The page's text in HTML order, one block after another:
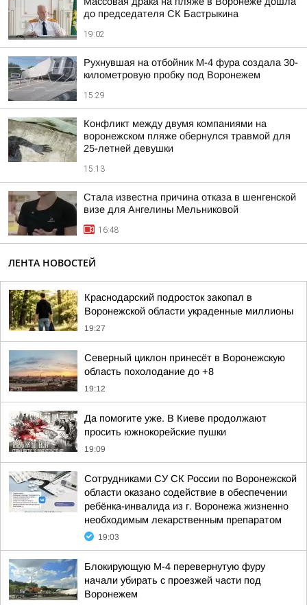
до председателя СК Бастрыкина
19:02
Рухнувшая на отбойник М-4 фура создала 30-
километровую пробку под Воронежем
15:29
Конфликт между двумя компаниями на
воронежском пляже обернулся травмой для
25-летней девушки
15:13
Стала известна причина отказа в шенгенской
визе для Ангелины Мельниковой
16:48
ЛЕНТА НОВОСТЕЙ
Краснодарский подросток закопал в
Воронежской области украденные миллионы
19:27
Северный циклон принесёт в Воронежскую
область похолодание до +8
19:12
Да помогите уже. В Киеве продолжают
просить южнокорейские пушки
19:09
Сотрудниками СУ СК России по Воронежской
области оказано содействие в обеспечении
ребёнка-инвалида из г. Воронежа жизненно
необходимым лекарственным препаратом
19:03
Блокирующую М-4 перевернутую фуру
начали убирать с проезжей части под
Воронежем